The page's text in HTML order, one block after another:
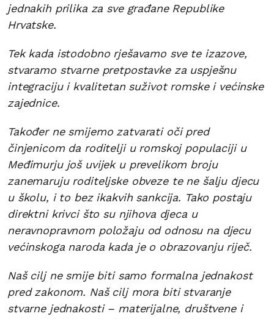
jednakih prilika za sve građane Republike
Hrvatske.
Tek kada istodobno rješavamo sve te izazove,
stvaramo stvarne pretpostavke za uspješnu
integraciju i kvalitetan suživot romske i većinske
zajednice.
Također ne smijemo zatvarati oči pred
činjenicom da roditelji u romskoj populaciji u
Međimurju još uvijek u prevelikom broju
zanemaruju roditeljske obveze te ne šalju djecu
u školu, i to bez ikakvih sankcija. Tako postaju
direktni krivci što su njihova djeca u
neravnopravnom položaju od odnosu na djecu
većinskoga naroda kada je o obrazovanju riječ.
Naš cilj ne smije biti samo formalna jednakost
pred zakonom. Naš cilj mora biti stvaranje
stvarne jednakosti – materijalne, društvene i